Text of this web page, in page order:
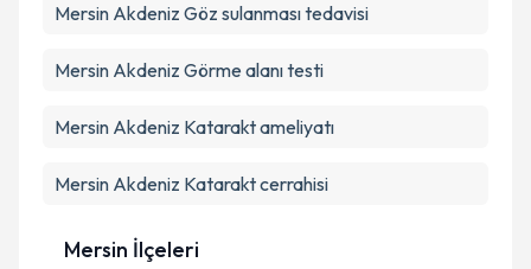
kapsamda işlenmesini kabul ediyorum.
Mersin Akdeniz Göz sulanması tedavisi
Mersin Akdeniz Görme alanı testi
Mersin Akdeniz Katarakt ameliyatı
Mersin Akdeniz Katarakt cerrahisi
Mersin İlçeleri